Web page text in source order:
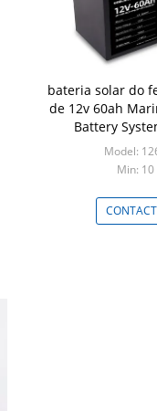
bateria solar do
de 12v 60ah
Battery
Model:
Min: 10